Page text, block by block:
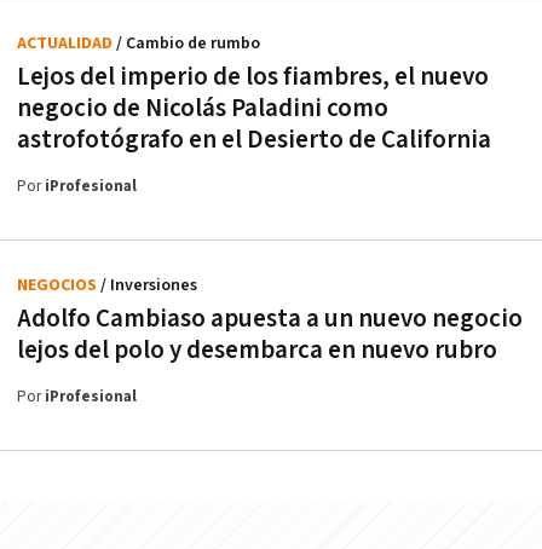
Lejos del imperio de los fiambres, el nuevo
negocio de Nicolás Paladini como
astrofotógrafo en el Desierto de California
ACTUALIDAD / Cambio de rumbo
PoriProfesional
Adolfo Cambiaso apuesta a un nuevo negocio
lejos del polo y desembarca en nuevo rubro
NEGOCIOS / Inversiones
PoriProfesional